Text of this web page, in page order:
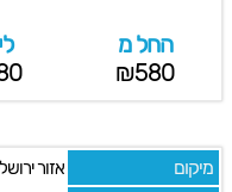
החל מ
₪580
מיקום אזור